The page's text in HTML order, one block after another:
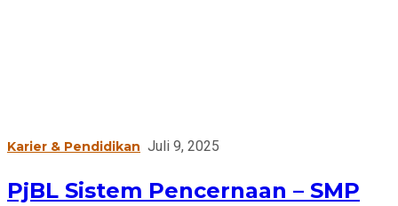
Karier & Pendidikan Juli 9, 2025
PjBL Sistem Pencernaan – SMP